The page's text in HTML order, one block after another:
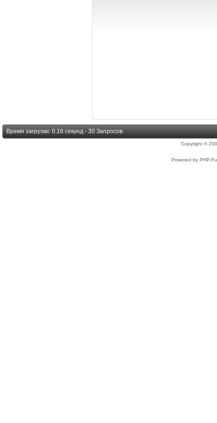
Время загрузки: 0.16 секунд - 30 Запросов
Copyright ©
Powered by PHP-